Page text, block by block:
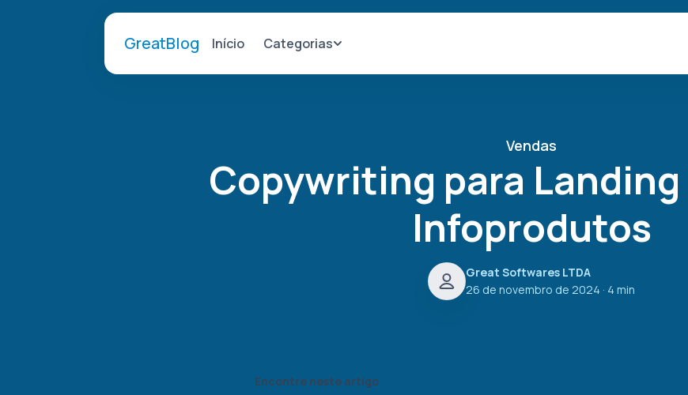
GreatBlog Início Categorias
Vendas
Copywriting para Landing
Infoprodutos
Great Softwares LTDA
26 de novembro de 2024 · 4 min
Encontre neste artigo